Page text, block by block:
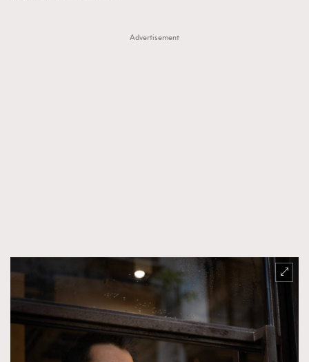
Advertisement